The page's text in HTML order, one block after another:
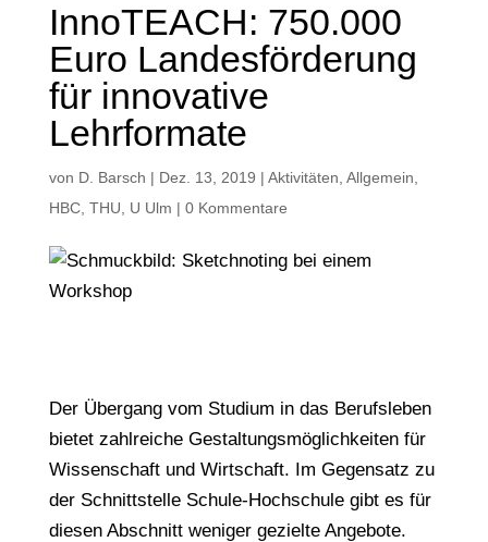
InnoTEACH: 750.000
Euro Landesförderung
für innovative
Lehrformate
von D. Barsch | Dez. 13, 2019 | Aktivitäten Allgemein
HBC, THU U Ulm | 0 Kommentare
Der Übergang vom Studium in das Berufsleben
bietet zahlreiche Gestaltungsmöglichkeiten für
Wissenschaft und Wirtschaft. Im Gegensatz zu
der Schnittstelle Schule-Hochschule gibt es für
diesen Abschnitt weniger gezielte Angebote.